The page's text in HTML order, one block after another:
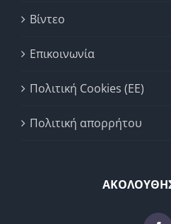
Βίντεο
Επικοινωνία
Πολιτική Cookies (ΕΕ)
Πολιτική απορρήτου